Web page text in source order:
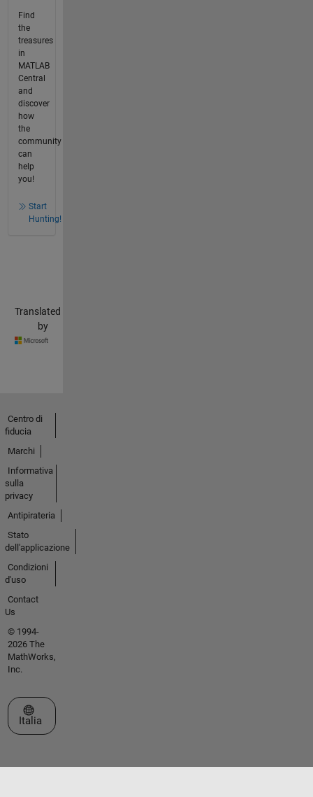
Find
the
treasures
in
MATLAB
Central
and
discover
how
the
community
can
help
you!
Start
Hunting!
Translated
by
Centro di
fiducia
Marchi
Informativa
sulla
privacy
Antipirateria
Stato
dell'applicazione
Condizioni
d'uso
Contact
Us
© 1994-
2026 The
MathWorks,
Inc.
Seleziona un sito web
Italia